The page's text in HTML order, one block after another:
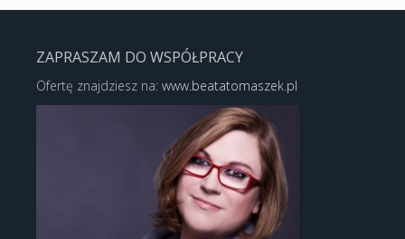
ZAPRASZAM DO WSPÓŁPRACY
Ofertę znajdziesz na: www.beatatomaszek.pl